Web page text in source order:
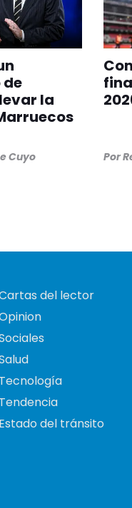
la
Cuyo Por
del lector
Tecnología
Tendencia
Estado del tránsito